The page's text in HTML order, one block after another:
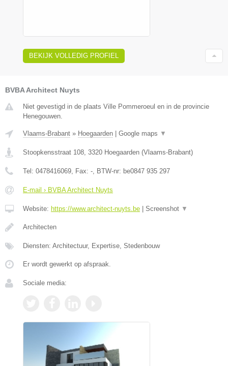
BEKIJK VOLLEDIG PROFIEL
BVBA Architect Nuyts
Niet gevestigd in de plaats Ville Pommeroeul en in de provincie
Henegouwen.
Vlaams-Brabant » Hoegaarden Google maps ▼
Stoopkensstraat 108 3320 Hoegaarden (Vlaams-Brabant)
Tel: 0478416069 , Fax: - , BTW-nr: be0847 935 297
E-mail › BVBA Architect Nuyts
Website: https://www.architect-nuyts.be Screenshot ▼
Architecten
Diensten: Architectuur, Expertise, Stedenbouw
Er wordt gewerkt op afspraak.
Sociale media: